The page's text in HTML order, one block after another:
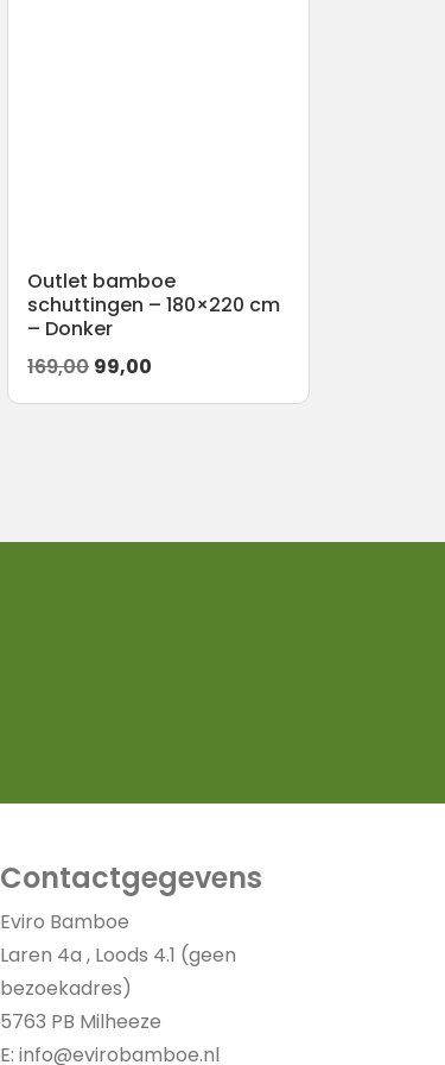
Outlet bamboe
schuttingen – 180×220 cm
– Donker
169,00 Oorspronkelijke
prijs
99,00
prijs
Contactgegevens
Eviro Bamboe
Laren 4a , Loods 4.1 (geen
bezoekadres)
5763 PB Milheeze
E: info@evirobamboe.nl